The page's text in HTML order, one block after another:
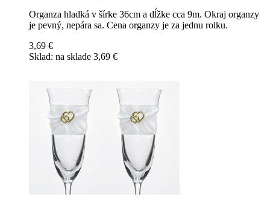
Organza hladká v šírke 36cm a dĺžke cca 9m. Okraj organzy
je pevný, nepára sa. Cena organzy je za jednu rolku.
3,69 €
Sklad: na sklade 3,69 €